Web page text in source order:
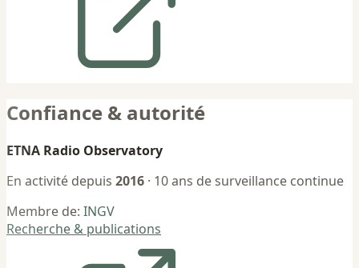
Confiance & autorité
ETNA Radio Observatory
En activité depuis 2016 · 10 ans de surveillance continue
Membre de: INGV
Recherche & publications